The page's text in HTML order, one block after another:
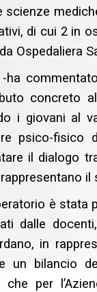
di cui 2 in
Ospedaliera
-ha commentato
concreto
i giovani al
psico-fisico
il dialogo
è stata
dalle
in
un bilancio
che per